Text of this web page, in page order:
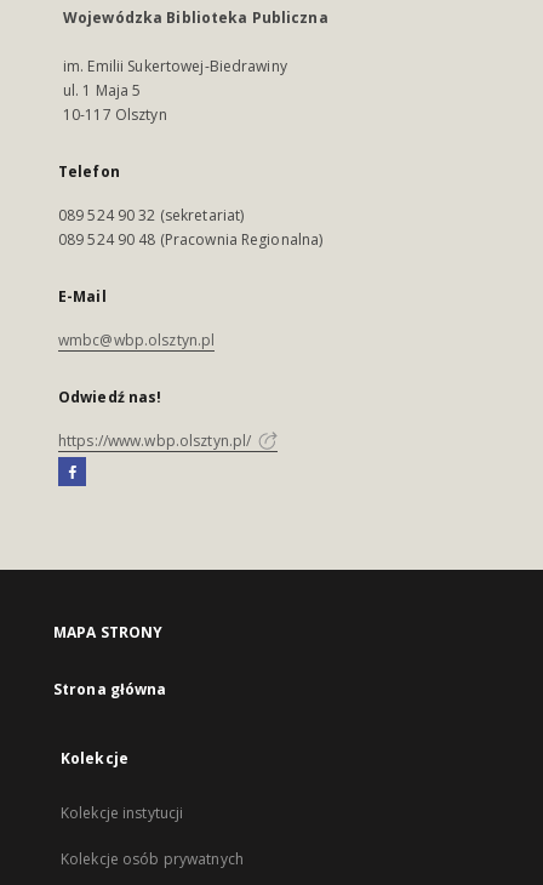
Wojewódzka Biblioteka Publiczna
im. Emilii Sukertowej-Biedrawiny
ul. 1 Maja 5
10-117 Olsztyn
Telefon
089 524 90 32 (sekretariat)
089 524 90 48 (Pracownia Regionalna)
E-Mail
wmbc@wbp.olsztyn.pl
Odwiedź nas!
https://www.wbp.olsztyn.pl/
MAPA STRONY
Strona główna
Kolekcje
Kolekcje instytucji
Kolekcje osób prywatnych